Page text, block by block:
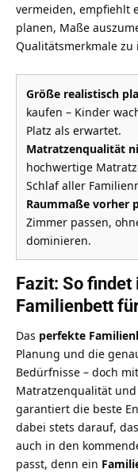
vermeiden, empfiehlt
planen, Maße
Qualitätsmerkmale
Größe realistisch
kaufen – Kinder
Platz als erwartet.
Matratzenqualität
hochwertige
Schlaf aller
Raummaße vorher
Zimmer passen,
dominieren.
Fazit: So
Familienbett
Das perfekte
Planung und die
Bedürfnisse – doch
Matratzenqualität
garantiert die beste
dabei stets darauf,
auch in den
passt, denn ein